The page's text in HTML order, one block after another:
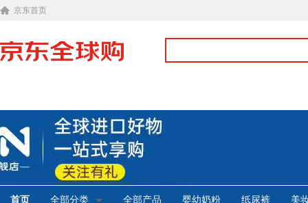
京东首页
首页 全部分类 全部产品 婴幼奶粉 纸尿裤 美